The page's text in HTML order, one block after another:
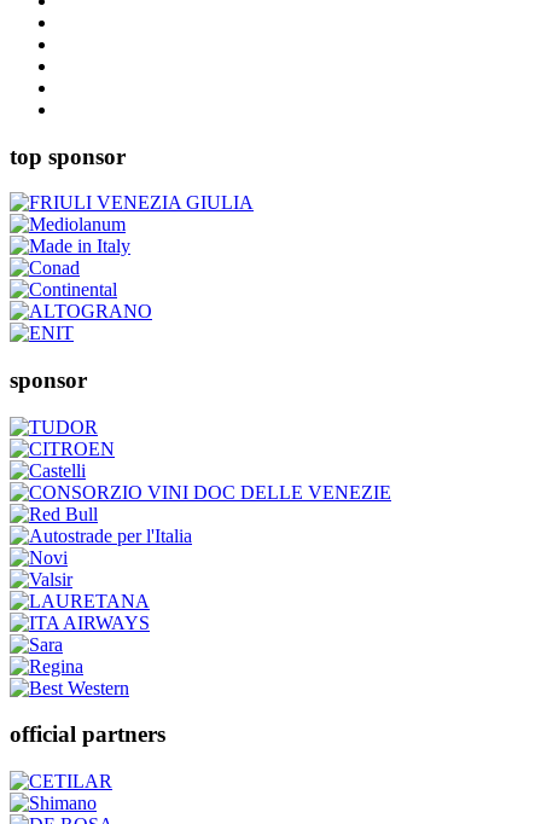
top sponsor
sponsor
official partners